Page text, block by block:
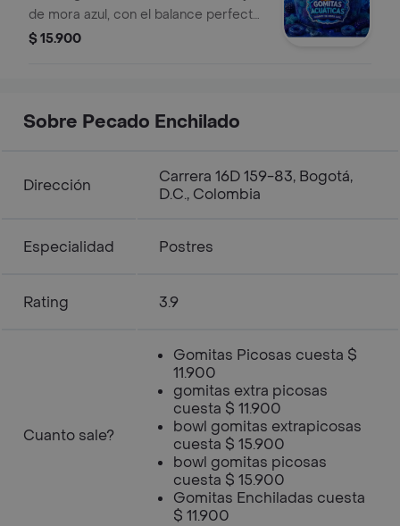
de mora azul, con el balance perfecto
entre dulce y ácido. Presentación de
$ 15.900
Sobre Pecado Enchilado
Dirección
Carrera 16D 159-83, Bogotá,
D.C., Colombia
Especialidad Postres
Rating 3.9
Cuanto sale?
Gomitas Picosas cuesta $
11.900
gomitas extra picosas
cuesta $ 11.900
bowl gomitas extrapicosas
cuesta $ 15.900
bowl gomitas picosas
cuesta $ 15.900
Gomitas Enchiladas cuesta
$ 11.900